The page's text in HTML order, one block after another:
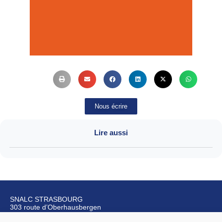
Nous écrire
Lire aussi
SNALC STRASBOURG
303 route d’Oberhausbergen
67200 Strasbourg